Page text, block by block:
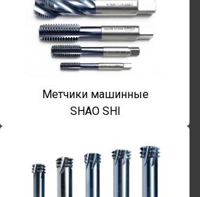
Метчики машинные
SHAO SHI